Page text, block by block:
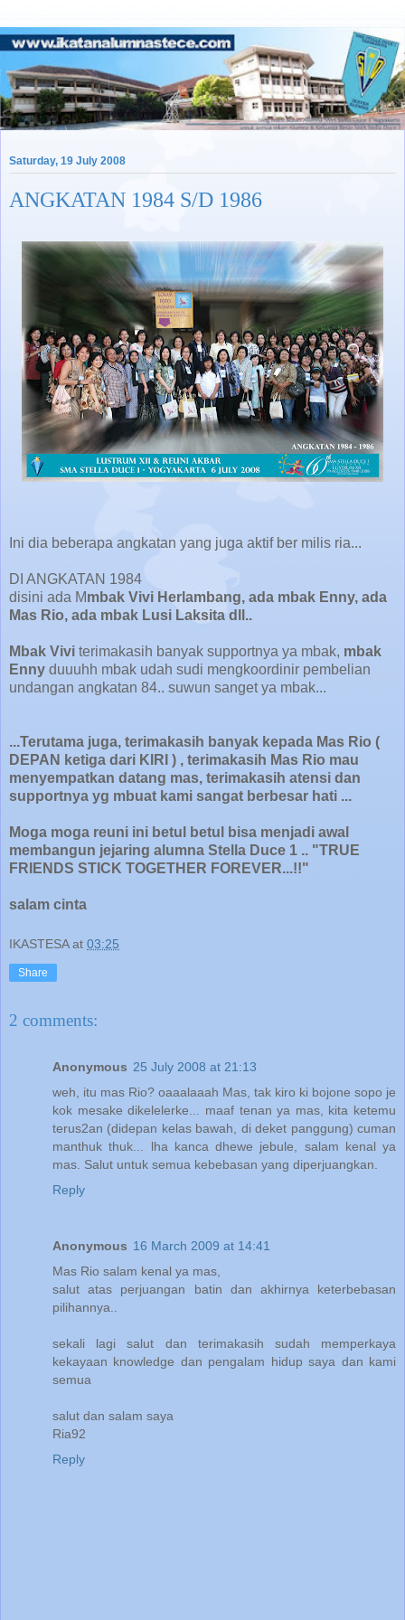
Saturday, 19 July 2008
ANGKATAN 1984 S/D 1986
Ini dia beberapa angkatan yang juga aktif ber milis ria...
DI ANGKATAN 1984
disini ada Mmbak Vivi Herlambang, ada mbak Enny, ada
Mas Rio, ada mbak Lusi Laksita dll..
Mbak Vivi terimakasih banyak supportnya ya mbak, mbak
Enny duuuhh mbak udah sudi mengkoordinir pembelian
undangan angkatan 84.. suwun sanget ya mbak...
...Terutama juga, terimakasih banyak kepada Mas Rio (
DEPAN ketiga dari KIRI ) , terimakasih Mas Rio mau
menyempatkan datang mas, terimakasih atensi dan
supportnya yg mbuat kami sangat berbesar hati ...
Moga moga reuni ini betul betul bisa menjadi awal
membangun jejaring alumna Stella Duce 1 .. "TRUE
FRIENDS STICK TOGETHER FOREVER...!!"
salam cinta
IKASTESA at 03:25
Share
2 comments:
Anonymous 25 July 2008 at 21:13
weh, itu mas Rio? oaaalaaah Mas, tak kiro ki bojone sopo je
kok mesake dikelelerke... maaf tenan ya mas, kita ketemu
terus2an (didepan kelas bawah, di deket panggung) cuman
manthuk thuk... lha kanca dhewe jebule, salam kenal ya
mas. Salut untuk semua kebebasan yang diperjuangkan.
Reply
Anonymous 16 March 2009 at 14:41
Mas Rio salam kenal ya mas,
salut atas perjuangan batin dan akhirnya keterbebasan
pilihannya..
sekali lagi salut dan terimakasih sudah memperkaya
kekayaan knowledge dan pengalam hidup saya dan kami
semua
salut dan salam saya
Ria92
Reply